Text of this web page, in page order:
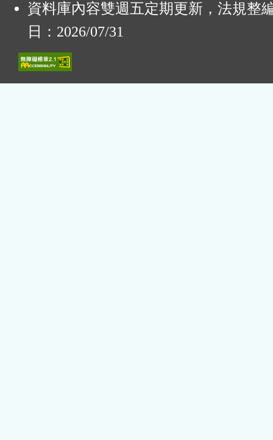
資料庫內容雙週五定期更新，法規整
日：2026/07/31